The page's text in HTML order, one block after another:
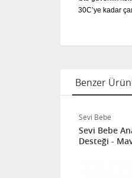
30C’ye kadar
Benzer
Sevi Bebe
Sevi Bebe
Desteği -